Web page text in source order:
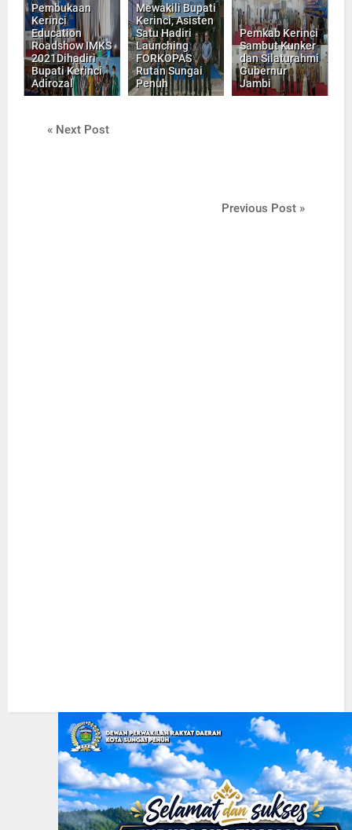
Pembukaan
Kerinci
Education
Roadshow IMKS
2021Dihadiri
Bupati Kerinci
Adirozal
Mewakili Bupati
Kerinci, Asisten
Satu Hadiri
Launching
FORKOPAS
Rutan Sungai
Penuh
Pemkab Kerinci
Sambut Kunker
dan Silaturahmi
Gubernur
Jambi
« Next Post
Previous Post »